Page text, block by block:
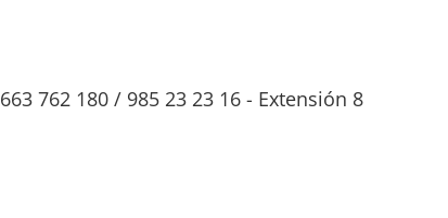
663 762 180 / 985 23 23 16 - Extensión 8